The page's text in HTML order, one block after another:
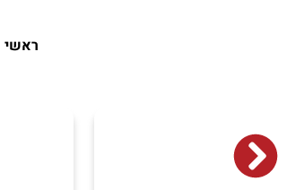
ראשי